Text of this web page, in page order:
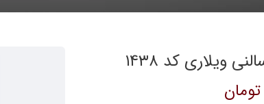
ویلاری کد ۱۴۳۸
تومان